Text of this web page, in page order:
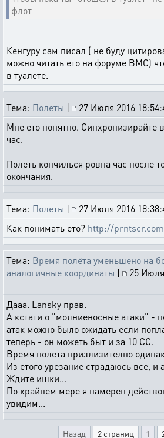
флот
Кенгуру сам писал ( не буду
можно читать ето на форуме ВМС)
в туалете.
Тема: Полеты | 27 Июля 2016
Мне ето понятно. Синхронизирайте
час.
Полеть кончилься ровна час после
окончания.
Тема: Полеты | 27 Июля 2016
Как понимать ето? http://
Тема: Время полёта уменьшено на
аналогичные координаты |
25
Дааа. Lansky прав.
А кстати о "молниеносные атаки" -
атак можно было ожидать если
теперь - он можеть быт и за 10 СС.
Время полета призлизително
Из етого урезание страдаюсь все,
Ждите ишки...
По крайнем мере я намерен
увидим...
Назад 2 страниц 1